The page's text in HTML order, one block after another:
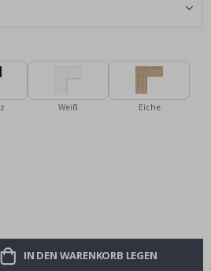
Weiß Eiche
IN DEN WARENKORB LEGEN